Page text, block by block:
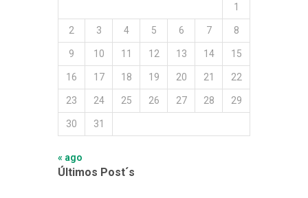
1
2 3 4 5 6 7 8
9 10 11 12 13 14 15
16 17 18 19 20 21 22
23 24 25 26 27 28 29
30 31
« ago
Últimos Post´s